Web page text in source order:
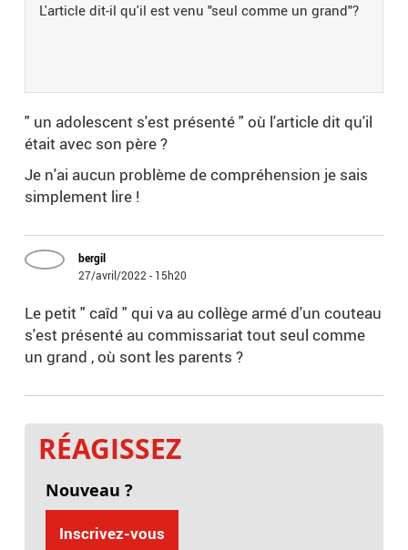
L'article dit-il qu'il est venu "seul comme un grand"?
" un adolescent s'est présenté " où l'article dit qu'il
était avec son père ?
Je n'ai aucun problème de compréhension je sais
simplement lire !
bergil
27/avril/2022 - 15h20
Le petit " caîd " qui va au collège armé d'un couteau
s'est présenté au commissariat tout seul comme
un grand , où sont les parents ?
RÉAGISSEZ
Nouveau ?
Inscrivez-vous